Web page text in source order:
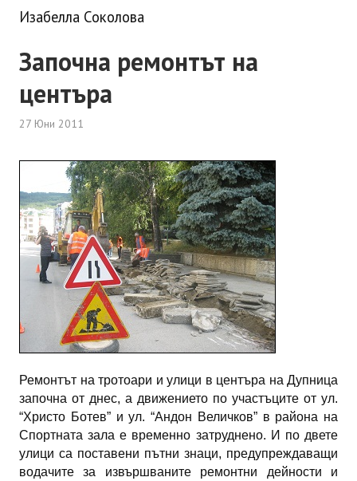
Изабелла Соколова
Започна ремонтът на
центъра
27 Юни 2011
Ремонтът на тротоари и улици в центъра на Дупница
започна от днес, а движението по участъците от ул.
“Христо Ботев” и ул. “Андон Величков” в района на
Спортната зала е временно затруднено. И по двете
улици са поставени пътни знаци, предупреждаващи
водачите за извършваните ремонтни дейности и